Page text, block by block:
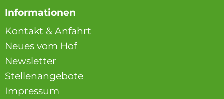
Informationen
Kontakt & Anfahrt
Neues vom Hof
Newsletter
Stellenangebote
Impressum